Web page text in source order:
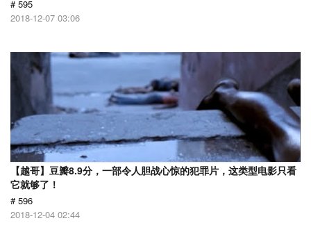
# 595
2018-12-07 03:06
【越哥】豆瓣8.9分，一部令人胆战心惊的犯罪片，这类型电影只看
它就够了！
# 596
2018-12-04 02:44